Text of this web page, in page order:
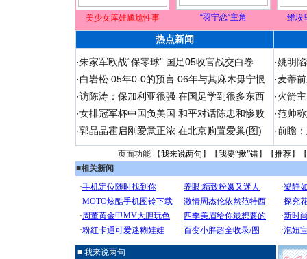
美少女库娃尴尬性事 “羽宁恋”主角 维埃
热点新闻
·朱家军欧战“保零球” 国足05收官战交白卷
·白岩松:05年0-0的预言 06年与其麻木毋宁恨
·访陈涛：保加利亚很强 在国足学到很多东西
·女排冠军杯中国负美国 和平对话陈忠和惨败
·郭晶晶霍启刚爱意正浓 在北京购置爱巢(图)
·姚明
·麦蒂
·火箭
·范帅
·前瞻
页面功能 【我来说两句 】【我要“揪”错】【推荐】
■相关新闻
■ 我来说两句